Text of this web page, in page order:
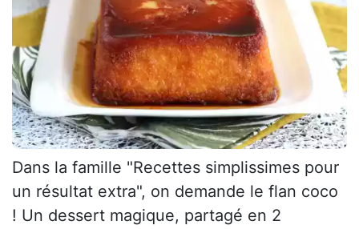
Dans la famille "Recettes simplissimes pour
un résultat extra", on demande le flan coco
! Un dessert magique, partagé en 2